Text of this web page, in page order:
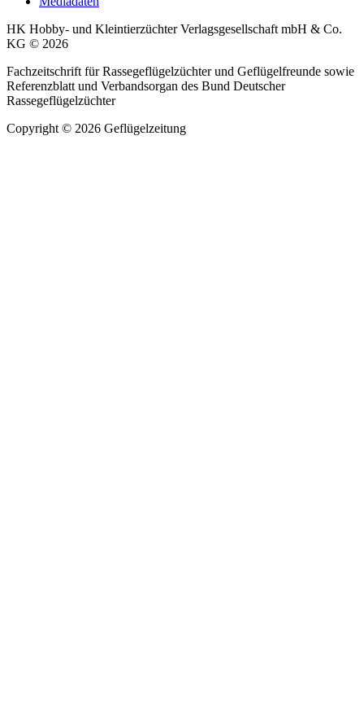
HK Hobby- und Kleintierzüchter Verlagsgesellschaft mbH & Co.
KG © 2026
Fachzeitschrift für Rassegeflügelzüchter und Geflügelfreunde sowie
Referenzblatt und Verbandsorgan des Bund Deutscher
Rassegeflügelzüchter
Copyright © 2026 Geflügelzeitung